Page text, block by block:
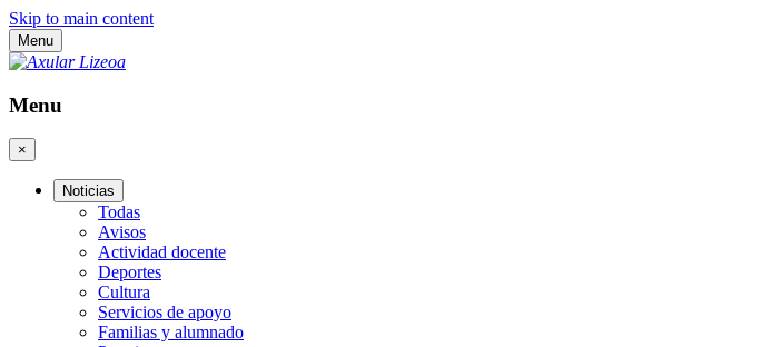
Skip to main content
Menu
Menu
×
Noticias
Todas
Avisos
Actividad docente
Deportes
Cultura
Servicios de apoyo
Familias y alumnado